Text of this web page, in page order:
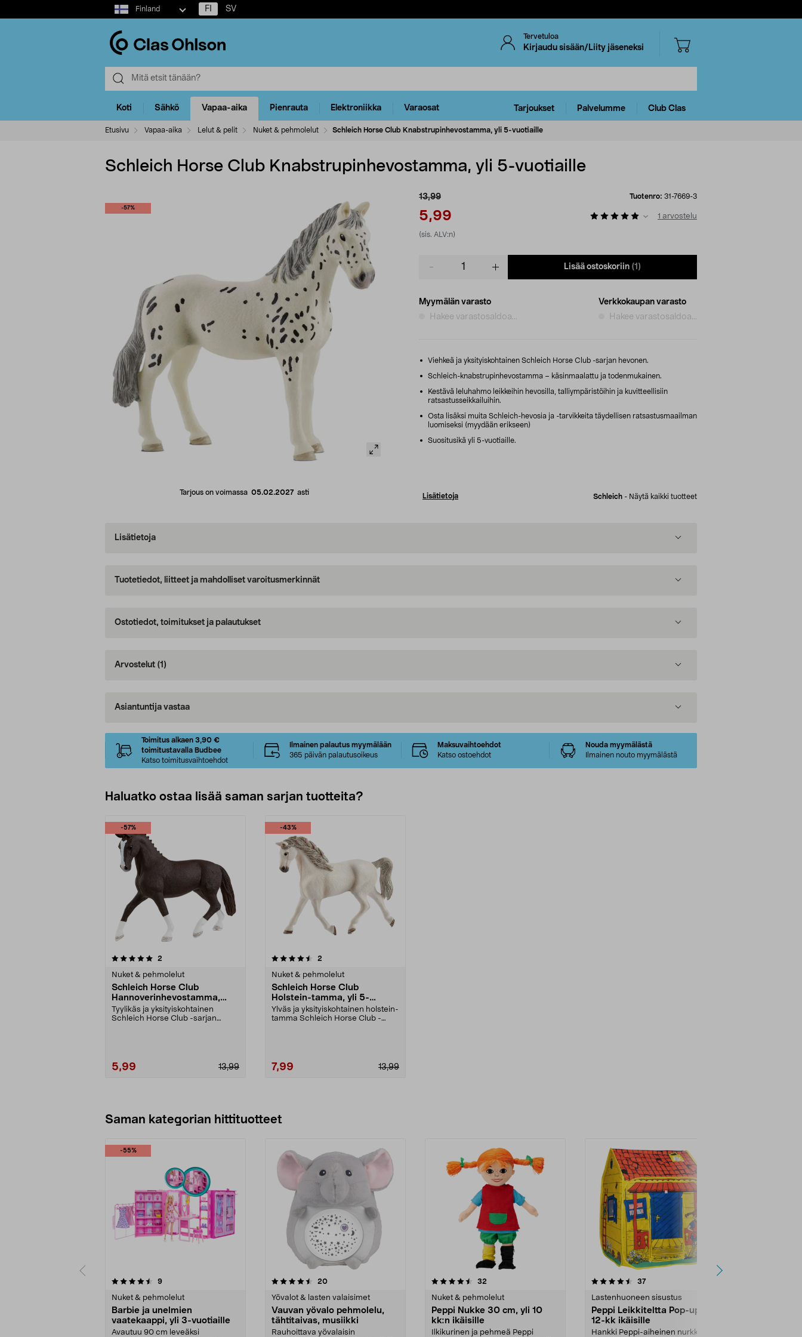
Select
market
Finland FI SV
Tervetuloa
Kirjaudu sisään/Liity jäseneksi
Koti Sähkö Vapaa-aika Pienrauta Elektroniikka Varaosat Tarjoukset Palvelumme Club Clas
Etusivu Vapaa-aika Lelut & pelit Nuket & pehmolelut Schleich Horse Club Knabstrupinhevostamma, yli 5-vuotiaille
Schleich Horse Club Knabstrupinhevostamma, yli 5-vuotiaille
-57%
Tarjous on voimassa 05.02.2027asti
13,99
5,99
(sis. ALV:n)
Tuotenro: 31-7669-3
1 arvostelu
Lisää ostoskoriin (1)
Myymälän varasto
Hakee varastosaldoa...
Verkkokaupan varasto
Hakee varastosaldoa...
Viehkeä ja yksityiskohtainen Schleich Horse Club -sarjan hevonen.
Schleich-knabstrupinhevostamma – käsinmaalattu ja todenmukainen.
Kestävä leluhahmo leikkeihin hevosilla, talliympäristöihin ja kuvitteellisiin
ratsastusseikkailuihin.
Osta lisäksi muita Schleich-hevosia ja -tarvikkeita täydellisen ratsastusmaailman
luomiseksi (myydään erikseen)
Suositusikä yli 5-vuotiaille.
Lisätietoja Schleich - Näytä kaikki tuotteet
Lisätietoja
Tuotetiedot, liitteet ja mahdolliset varoitusmerkinnät
Ostotiedot, toimitukset ja palautukset
Arvostelut (1)
Asiantuntija vastaa
Toimitus alkaen 3,90 €
toimitustavalla Budbee
Katso toimitusvaihtoehdot
Ilmainen palautus myymälään
365 päivän palautusoikeus
Maksuvaihtoehdot
Katso ostoehdot
Nouda myymälästä
Ilmainen nouto myymälästä
Haluatko ostaa lisää saman sarjan tuotteita?
-57%
2
Nuket & pehmolelut
Schleich Horse Club
Hannoverinhevostamma,
musta, yli 5-vuotiaille
Tyylikäs ja yksityiskohtainen
Schleich Horse Club -sarjan
13,99
5,99
-43%
4.5viidestä
2
Nuket & pehmolelut
Schleich Horse Club
Holstein-tamma, yli 5-
vuotiaille
Ylväs ja yksityiskohtainen holstein-
tamma Schleich Horse Club -
13,99
7,99
Saman kategorian hittituotteet
-55%
9arvostelut
Nuket & pehmolelut
Barbie ja unelmien
vaatekaappi, yli 3-vuotiaille
Avautuu 90 cm leveäksi
4.5 viidestä
20arvostelut
Yövalot & lasten valaisimet
Vauvan yövalo pehmolelu,
tähtitaivas, musiikki
Rauhoittava yövalaisin
4.5 viidestä
32
Nuket & pehmolelut
Peppi Nukke 30 cm, yli 10
kk:n ikäisille
Ilkikurinen ja pehmeä Peppi
4.5 viidestä
37arvostelut
Lastenhuoneen sisustus
Peppi Leikkiteltta Pop-up, yli
12-kk ikäisille
Hankki Peppi-aiheinen nurkkaus,
4.5 viidestä